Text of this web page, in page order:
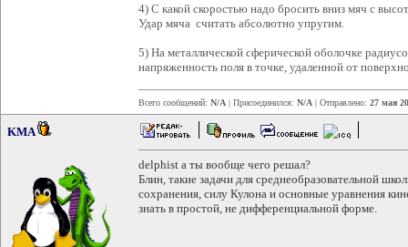
4) С какой скоростью надо бросить вниз мяч с
Удар мяча считать абсолютно упругим.
5) На металлической сферической оболочке
напряженность поля в точке, удаленной от
Всего сообщений: N/A | Присоединился: N/A | Отправлено: 27 мая
KMA
delphist а ты вообще чего решал?
Блин, такие задачи для среднеобразовательной
сохранения, силу Кулона и основные уравнения
знать в простой, не дифференциальной форме.